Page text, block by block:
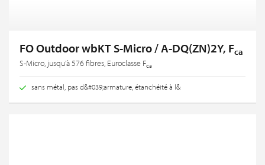
FO Outdoor wbKT S-Micro / A-DQ(ZN)2Y, Fca
S-Micro, jusqu'à 576 fibres, Euroclasse Fca
sans métal, pas d&#039;armature, étanchéité à l&